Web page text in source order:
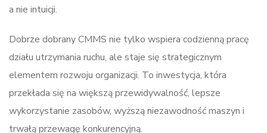
a nie intuicji.
Dobrze dobrany CMMS nie tylko wspiera codzienną pracę
działu utrzymania ruchu, ale staje się strategicznym
elementem rozwoju organizacji. To inwestycja, która
przekłada się na większą przewidywalność, lepsze
wykorzystanie zasobów, wyższą niezawodność maszyn i
trwałą przewagę konkurencyjną.